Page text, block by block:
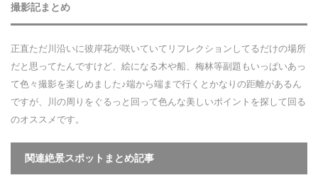
撮影記まとめ
正直ただ川沿いに彼岸花が咲いていてリフレクションしてるだけの場所
だと思ってたんですけど、絵になる木や船、梅林等副題もいっぱいあっ
て色々撮影を楽しめました♪端から端まで行くとかなりの距離があるん
ですが、川の周りをぐるっと回って色んな美しいポイントを探して回る
のオススメです。
関連絶景スポットまとめ記事